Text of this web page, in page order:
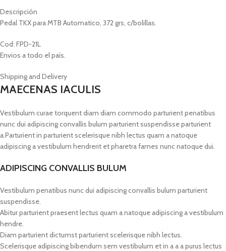
Descripción
Pedal TKX para MTB Automatico, 372 grs, c/bolillas.
Cod: FPD-21L
Envios a todo el país.
Shipping and Delivery
MAECENAS IACULIS
Vestibulum curae torquent diam diam commodo parturient penatibus
nunc dui adipiscing convallis bulum parturient suspendisse parturient
a.Parturient in parturient scelerisque nibh lectus quam a natoque
adipiscing a vestibulum hendrerit et pharetra fames nunc natoque dui.
ADIPISCING CONVALLIS BULUM
Vestibulum penatibus nunc dui adipiscing convallis bulum parturient
suspendisse.
Abitur parturient praesent lectus quam a natoque adipiscing a vestibulum
hendre.
Diam parturient dictumst parturient scelerisque nibh lectus.
Scelerisque adipiscing bibendum sem vestibulum et in a a a purus lectus